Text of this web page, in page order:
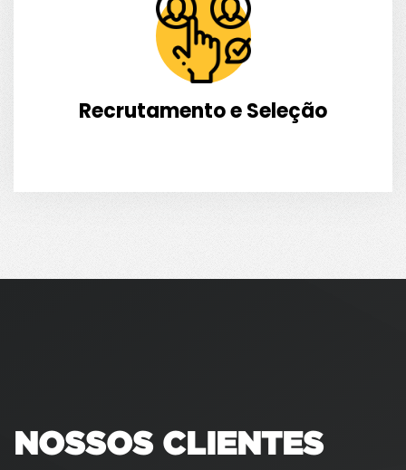
Recrutamento e Seleção
NOSSOS CLIENTES